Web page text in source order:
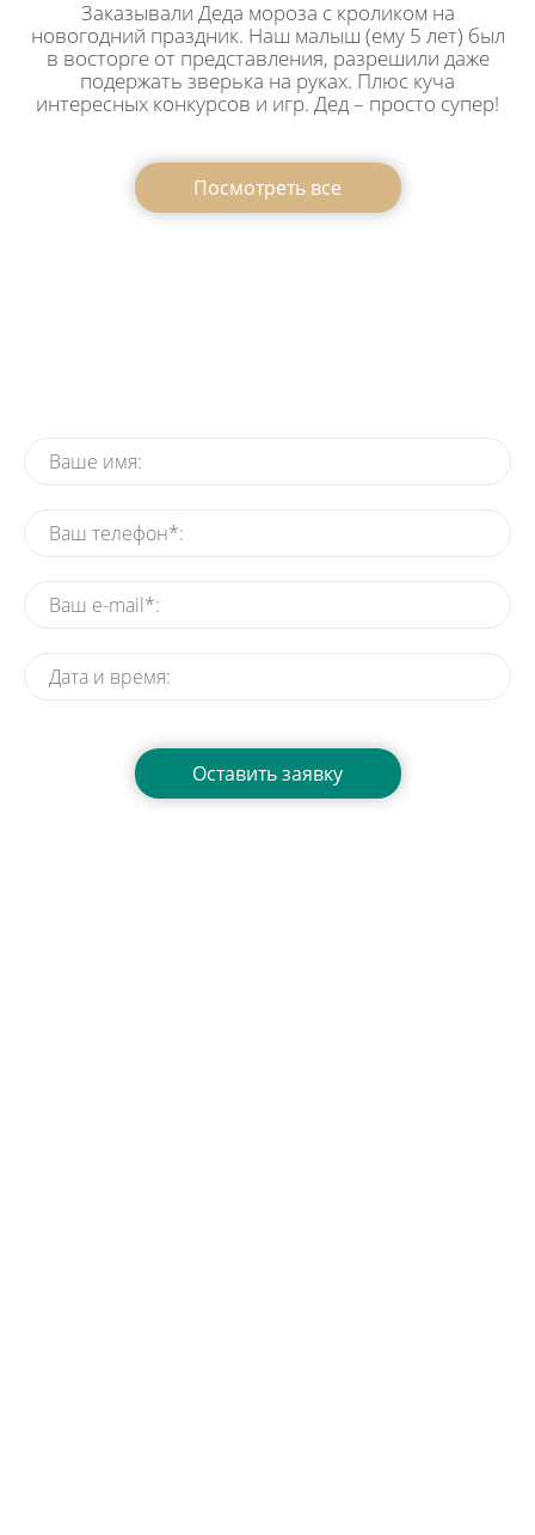
Заказывали Деда мороза с кроликом на
новогодний праздник. Наш малыш (ему 5 лет) был
в восторге от представления, разрешили даже
подержать зверька на руках. Плюс куча
интересных конкурсов и игр. Дед – просто супер!
Посмотреть все